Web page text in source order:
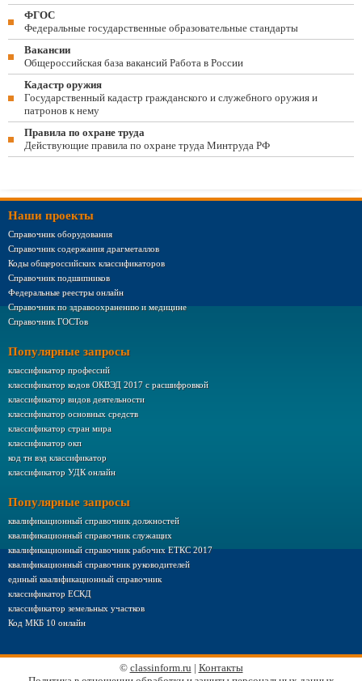
ФГОС
Федеральные государственные образовательные стандарты
Вакансии
Общероссийская база вакансий Работа в России
Кадастр оружия
Государственный кадастр гражданского и служебного оружия и
патронов к нему
Правила по охране труда
Действующие правила по охране труда Минтруда РФ
Наши проекты
Справочник оборудования
Справочник содержания драгметаллов
Коды общероссийских классификаторов
Справочник подшипников
Федеральные реестры онлайн
Справочник по здравоохранению и медицине
Справочник ГОСТов
Популярные запросы
классификатор профессий
классификатор кодов ОКВЭД 2017 с расшифровкой
классификатор видов деятельности
классификатор основных средств
классификатор стран мира
классификатор окп
код тн вэд классификатор
классификатор УДК онлайн
Популярные запросы
квалификационный справочник должностей
квалификационный справочник служащих
квалификационный справочник рабочих ЕТКС 2017
квалификационный справочник руководителей
единый квалификационный справочник
классификатор ЕСКД
классификатор земельных участков
Код МКБ 10 онлайн
© classinform.ru | Контакты